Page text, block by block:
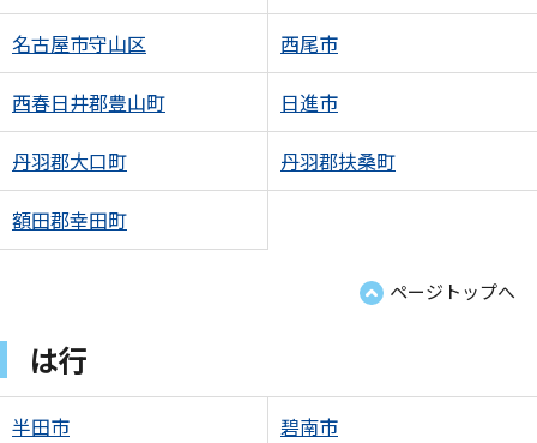
名古屋市守山区 西尾市
西春日井郡豊山町 日進市
丹羽郡大口町 丹羽郡扶桑町
額田郡幸田町
ページトップへ
は行
半田市 碧南市